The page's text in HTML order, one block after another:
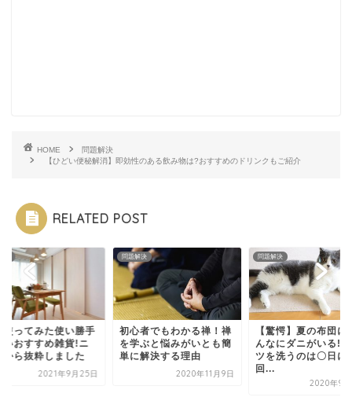
HOME
問題解決
【ひどい便秘解消】即効性のある飲み物は?おすすめのドリンクもご紹介
RELATED POST
使ってみた使い勝手
いおすすめ雑貨!ニ
から抜粋しました
2021年9月25日
問題解決
初心者でもわかる禅！禅
を学ぶと悩みがいとも簡
単に解決する理由
2020年11月9日
問題解決
【驚愕】夏の布団に
んなにダニがいる!
ツを洗うのは〇日に
回...
2020年9